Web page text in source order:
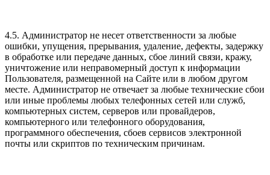
4.5. Администратор не несет ответственности за любые
ошибки, упущения, прерывания, удаление, дефекты, задержку
в обработке или передаче данных, сбое линий связи, кражу,
уничтожение или неправомерный доступ к информации
Пользователя, размещенной на Сайте или в любом другом
месте. Администратор не отвечает за любые технические сбои
или иные проблемы любых телефонных сетей или служб,
компьютерных систем, серверов или провайдеров,
компьютерного или телефонного оборудования,
программного обеспечения, сбоев сервисов электронной
почты или скриптов по техническим причинам.